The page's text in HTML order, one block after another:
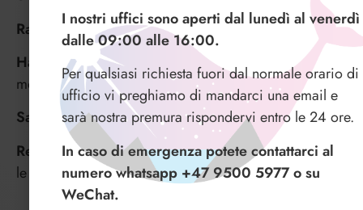
Ramberg, la “Copacabana” dell’artico.
Hamnøy, piccolo porto circondato da maestose
montagne e il Reinefjord.
Sakrisøye le sue casette dei pescatori.
Reine
piccolo villaggio dei pescatori conosciuto per
le rorbuer di color rosso e la natura mozzafiato.
I nostri uffici sono aperti dal lunedì al venerdì
dalle 09:00 alle 16:00.
Per qualsiasi richiesta fuori dal normale orario di
ufficio vi preghiamo di mandarci una email e
sarà nostra premura rispondervi entro le 24 ore.
In caso di emergenza potete contattarci al
numero whatsapp +47 9500 5977 o su
WeChat.